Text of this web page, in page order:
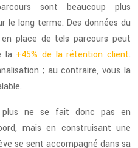
sont beaucoup plus
le long terme. Des données du
place de tels parcours peut
la +45% de la rétention client.
; au contraire, vous la
ne se fait donc pas en
mais en construisant une
se sent accompagné dans sa